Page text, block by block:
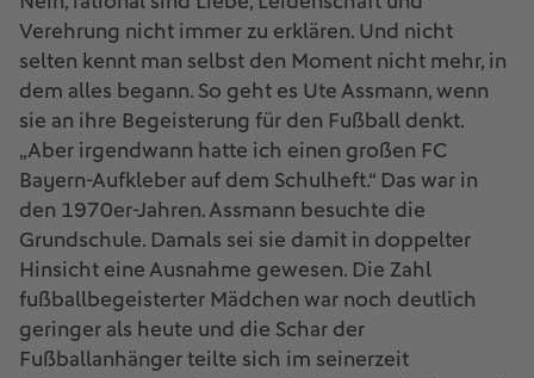
Verehrung nicht immer zu erklären. Und nicht
selten kennt man selbst den Moment nicht mehr, in
dem alles begann. So geht es Ute Assmann, wenn
sie an ihre Begeisterung für den Fußball denkt.
„Aber irgendwann hatte ich einen großen FC
Bayern-Aufkleber auf dem Schulheft.“ Das war in
den 1970er-Jahren. Assmann besuchte die
Grundschule. Damals sei sie damit in doppelter
Hinsicht eine Ausnahme gewesen. Die Zahl
fußballbegeisterter Mädchen war noch deutlich
geringer als heute und die Schar der
Fußballanhänger teilte sich im seinerzeit